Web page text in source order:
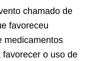
chamado de
favoreceu
medicamentos
o uso de